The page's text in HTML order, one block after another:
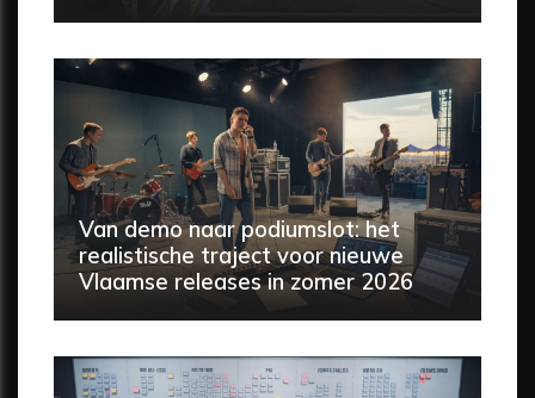
Van demo naar podiumslot: het
realistische traject voor nieuwe
Vlaamse releases in zomer 2026